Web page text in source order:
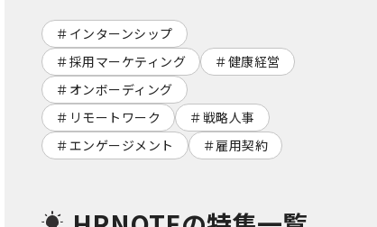
インターンシップ
採用マーケティング
健康経営
オンボーディング
リモートワーク
戦略人事
エンゲージメント
雇用契約